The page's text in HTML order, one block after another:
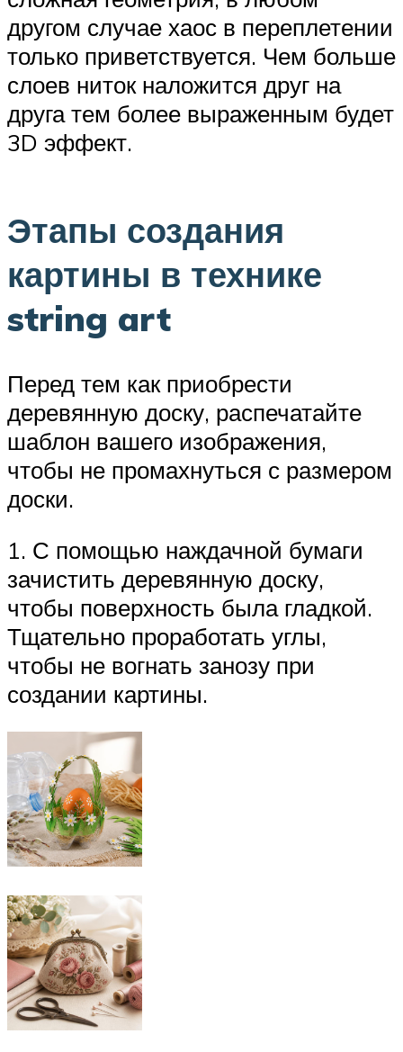
другом случае хаос в переплетении
только приветствуется. Чем больше
слоев ниток наложится друг на
друга тем более выраженным будет
3D эффект.
Этапы создания
картины в технике
string art
Перед тем как приобрести
деревянную доску, распечатайте
шаблон вашего изображения,
чтобы не промахнуться с размером
доски.
1. С помощью наждачной бумаги
зачистить деревянную доску,
чтобы поверхность была гладкой.
Тщательно проработать углы,
чтобы не вогнать занозу при
создании картины.